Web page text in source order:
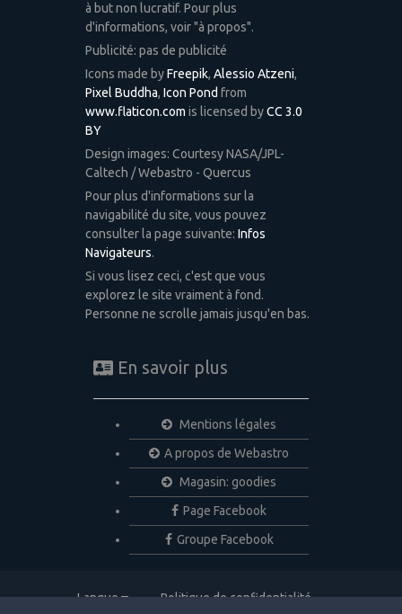
à but non lucratif. Pour plus
d'informations, voir "à propos".
Publicité: pas de publicité
Icons made byFreepik, Alessio Atzeni,
Pixel Buddha, Icon Pond from
www.flaticon.com is licensed byCC 3.0
BY
Design images: Courtesy NASA/JPL-
Caltech / Webastro - Quercus
Pour plus d'informations sur la
navigabilité du site, vous pouvez
consulter la page suivante: Infos
Navigateurs.
Si vous lisez ceci, c'est que vous
explorez le site vraiment à fond.
Personne ne scrolle jamais jusqu'en bas.
En savoir plus
Mentions légales
A propos de Webastro
Magasin: goodies
Page Facebook
Groupe Facebook
Langue
Politique de confidentialité